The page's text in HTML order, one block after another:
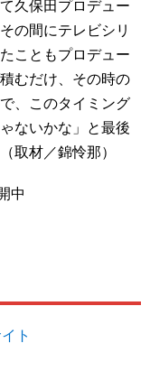
久保田プロデュー
の間にテレビシリ
こともプロデュー
むだけ、その時の
、このタイミング
ないかな」と最後
取材／錦怜那）
中
ト